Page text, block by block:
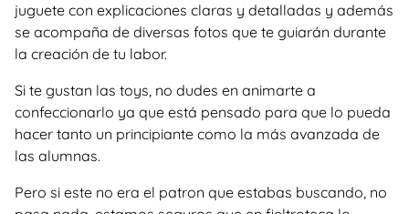
juguete con explicaciones claras y detalladas y además
se acompaña de diversas fotos que te guiarán durante
la creación de tu labor.
Si te gustan las toys, no dudes en animarte a
confeccionarlo ya que está pensado para que lo pueda
hacer tanto un principiante como la más avanzada de
las alumnas.
Pero si este no era el patron que estabas buscando, no